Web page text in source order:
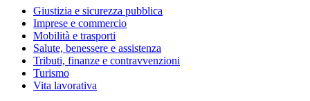
Giustizia e sicurezza pubblica
Imprese e commercio
Mobilità e trasporti
Salute, benessere e assistenza
Tributi, finanze e contravvenzioni
Turismo
Vita lavorativa